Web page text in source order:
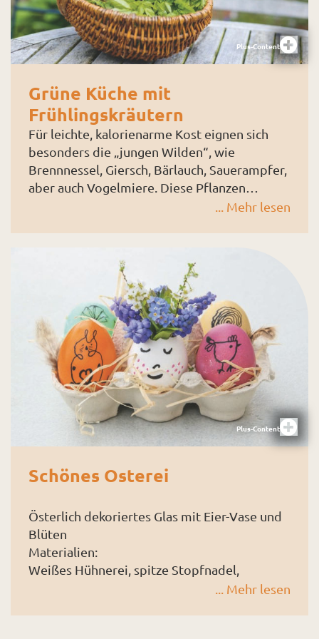
Grüne Küche mit
Frühlingskräutern
Für leichte, kalorienarme Kost eignen sich
besonders die „jungen Wilden“, wie
Brennnessel, Giersch, Bärlauch, Sauerampfer,
aber auch Vogelmiere. Diese Pflanzen
zeichnen sich durch einen beachtlichen
als Kopfsalat, und absolut Spitze ist die
Brennnessel.Hier ein Beispiel: 100 g frische
Brennnesseln enthalten u. a. 333 mg Vitamin
C, 7,8 mg Eisen und 630 mg Calcium.
In 100 g Kopfsalat haben wir im Vergleich
dazu nur 13 mg Vitamin C, 1,1 mg Eisen und
37 mg Cal­cium. Darüber hinaus bieten
Kräuter wichtige Pflanzeninhaltsstoffe, die
eine verdauungsfördernde,
stoffwechselanregende und entschlackende
Wirkung haben.
... Mehr lesen
Plus-Content
Schönes Osterei
Österlich dekoriertes Glas mit Eier-Vase und
Blüten
Materialien:
Weißes Hühnerei, spitze Stopfnadel,
schwarzer Filzstift, dünnes weißes Garn,
... Mehr lesen
Plus-Content